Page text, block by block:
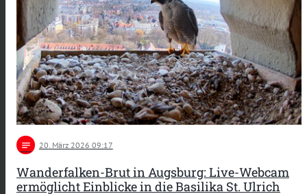
notes 20 . März 2026 09:17
Wanderfalken-Brut in Augsburg: Live-Webcam
ermöglicht Einblicke in die Basilika St. Ulrich